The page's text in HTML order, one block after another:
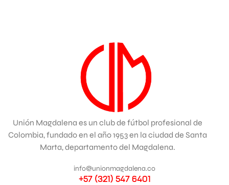
Unión Magdalena es un club de fútbol profesional de
Colombia, fundado en el año 1953 en la ciudad de Santa
Marta, departamento del Magdalena.
info@unionmagdalena.co
+57 (321) 547 6401